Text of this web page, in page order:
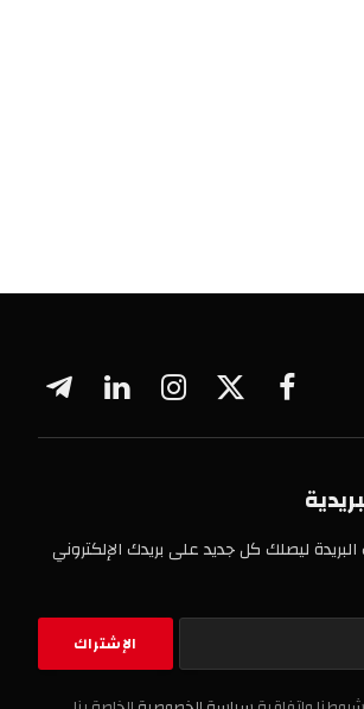
فيسبوكX
الانستغراملينكدإنتيلقرام
ليصلك كل جديد على بريدك الإلكتروني